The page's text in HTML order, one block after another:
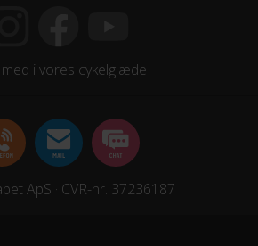
med i vores cykelglæde
ApS · CVR-nr. 37236187